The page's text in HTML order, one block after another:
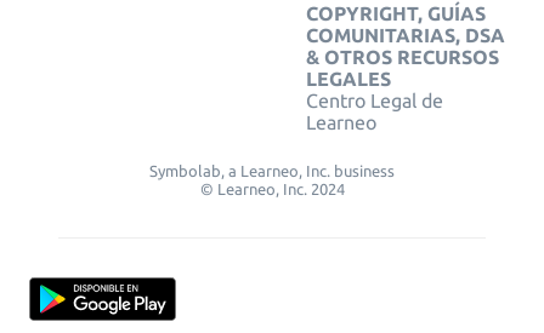
COPYRIGHT, GUÍAS
COMUNITARIAS, DSA
& OTROS RECURSOS
LEGALES
Centro Legal de
Learneo
Symbolab, a Learneo, Inc. business
© Learneo, Inc. 2024